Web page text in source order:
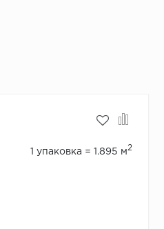
1 упаковка = 1.895 м2